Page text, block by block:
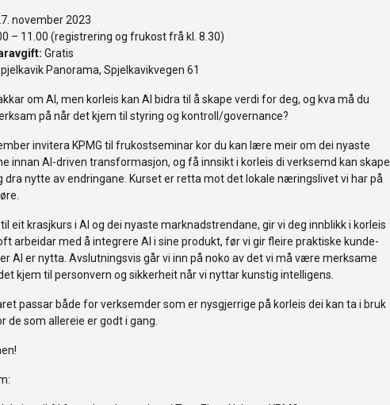
november 2023
– 11.00 (registrering og frukost frå kl. 8.30)
Gratis
Panorama, Spjelkavikvegen 61
om AI, men korleis kan AI bidra til å skape verdi for deg, og kva må du
på når det kjem til styring og kontroll/governance?
invitera KPMG til frukostseminar kor du kan lære meir om dei nyaste
innan AI-driven transformasjon, og få innsikt i korleis di verksemd kan skape
dra nytte av endringane. Kurset er retta mot det lokale næringslivet vi har på
eit krasjkurs i AI og dei nyaste marknadstrendane, gir vi deg innblikk i korleis
arbeidar med å integrere AI i sine produkt, før vi gir fleire praktiske kunde-
AI er nytta. Avslutningsvis går vi inn på noko av det vi må være merksame
kjem til personvern og sikkerheit når vi nyttar kunstig intelligens.
passar både for verksemder som er nysgjerrige på korleis dei kan ta i bruk
de som allereie er godt i gang.